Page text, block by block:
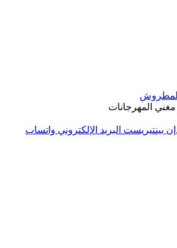
المهرجانات
بينتيريست البريد الإلكتروني واتساب